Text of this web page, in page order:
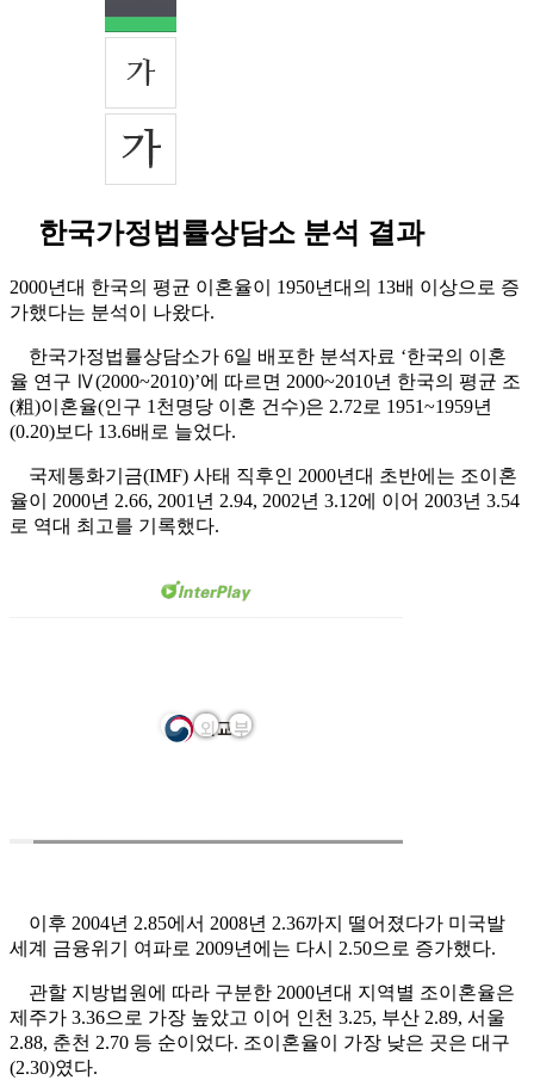
한국가정법률상담소 분석 결과
2000년대 한국의 평균 이혼율이 1950년대의 13배 이상으로 증
가했다는 분석이 나왔다.
한국가정법률상담소가 6일 배포한 분석자료 ‘한국의 이혼
율 연구 Ⅳ(2000~2010)’에 따르면 2000~2010년 한국의 평균 조
(粗)이혼율(인구 1천명당 이혼 건수)은 2.72로 1951~1959년
(0.20)보다 13.6배로 늘었다.
국제통화기금(IMF) 사태 직후인 2000년대 초반에는 조이혼
율이 2000년 2.66, 2001년 2.94, 2002년 3.12에 이어 2003년 3.54
로 역대 최고를 기록했다.
이후 2004년 2.85에서 2008년 2.36까지 떨어졌다가 미국발
세계 금융위기 여파로 2009년에는 다시 2.50으로 증가했다.
관할 지방법원에 따라 구분한 2000년대 지역별 조이혼율은
제주가 3.36으로 가장 높았고 이어 인천 3.25, 부산 2.89, 서울
2.88, 춘천 2.70 등 순이었다. 조이혼율이 가장 낮은 곳은 대구
(2.30)였다.